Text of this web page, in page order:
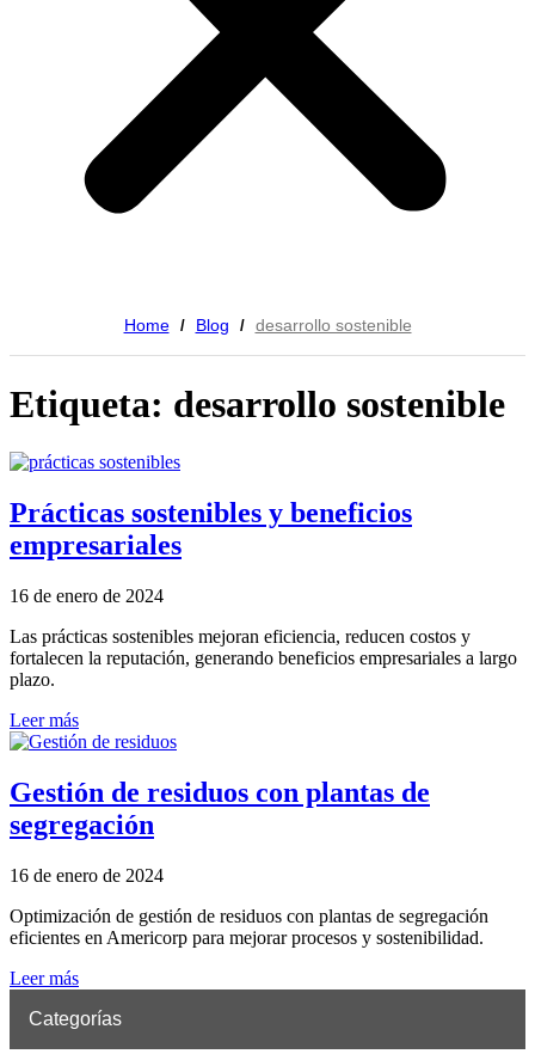
Home / Blog / desarrollo sostenible
Etiqueta: desarrollo sostenible
Prácticas sostenibles y beneficios
empresariales
16 de enero de 2024
Las prácticas sostenibles mejoran eficiencia, reducen costos y
fortalecen la reputación, generando beneficios empresariales a largo
plazo.
Leer más
Gestión de residuos con plantas de
segregación
16 de enero de 2024
Optimización de gestión de residuos con plantas de segregación
eficientes en Americorp para mejorar procesos y sostenibilidad.
Leer más
Categorías